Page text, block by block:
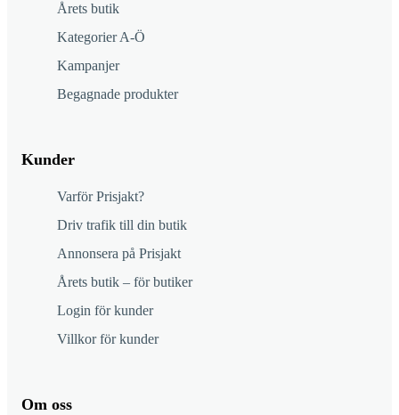
Årets butik
Kategorier A-Ö
Kampanjer
Begagnade produkter
Kunder
Varför Prisjakt?
Driv trafik till din butik
Annonsera på Prisjakt
Årets butik – för butiker
Login för kunder
Villkor för kunder
Om oss